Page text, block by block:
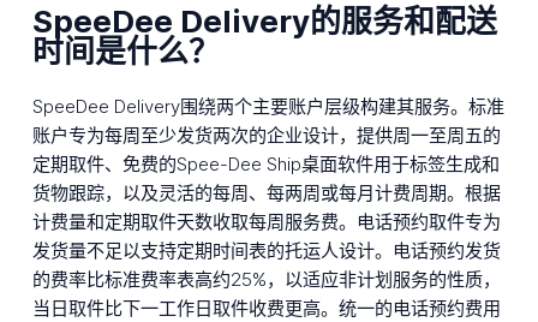
SpeeDee Delivery的服务和配送
时间是什么？
SpeeDee Delivery围绕两个主要账户层级构建其服务。标准
账户专为每周至少发货两次的企业设计，提供周一至周五的
定期取件、免费的Spee-Dee Ship桌面软件用于标签生成和
货物跟踪，以及灵活的每周、每两周或每月计费周期。根据
计费量和定期取件天数收取每周服务费。电话预约取件专为
发货量不足以支持定期时间表的托运人设计。电话预约发货
的费率比标准费率表高约25%，以适应非计划服务的性质，
当日取件比下一工作日取件收费更高。统一的电话预约费用